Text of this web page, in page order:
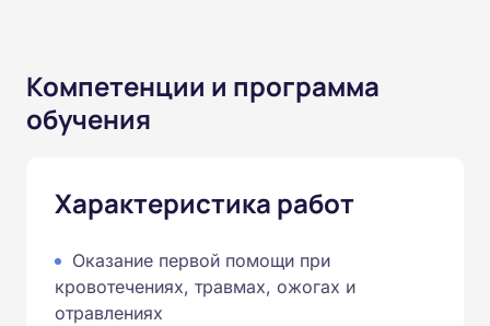
Компетенции и программа
обучения
Характеристика работ
Оказание первой помощи при
кровотечениях, травмах, ожогах и
отравлениях